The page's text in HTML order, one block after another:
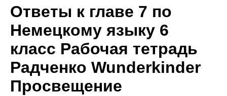
Ответы к главе 7 по
Немецкому языку 6
класс Рабочая тетрадь
Радченко Wunderkinder
Просвещение